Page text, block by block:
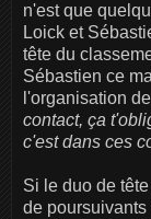
n'est que
Loick et
tête du
Sébastien ce
l'organisation
contact, ça
c'est dans ces
Si le duo de
de